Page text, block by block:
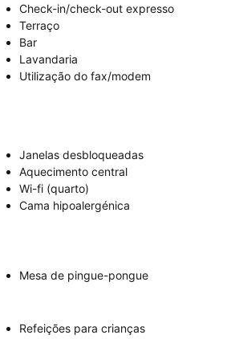
Check-in/check-out expresso
Terraço
Bar
Lavandaria
Utilização do fax/modem
Janelas desbloqueadas
Aquecimento central
Wi-fi (quarto)
Cama hipoalergénica
Mesa de pingue-pongue
Refeições para crianças